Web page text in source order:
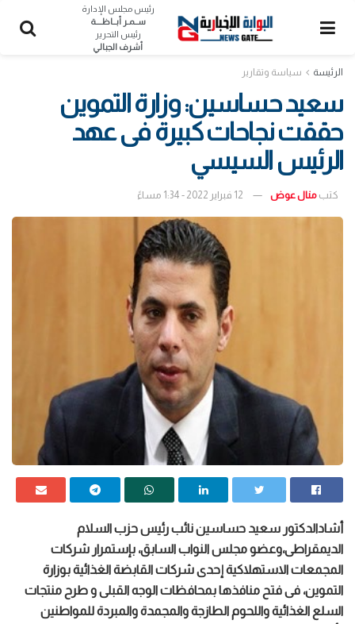
رئيس مجلس الإدارة
ســمـر أبــاظــــة
رئيس التحرير
أشرف الجبالي
الرئيسة سياسة وتقارير
سعيد حساسين: وزارة التموين
حققت نجاحات كبيرة فى عهد
الرئيس السيسي
كتب منال عوض 12 فبراير 2022 - 1:34 مساءً
أشادالدكتور سعيد حساسين نائب رئيس حزب السلام
الديمقراطى،وعضو مجلس النواب السابق، بإستمرار شركات
المجمعات الاستهلاكية إحدى شركات القابضة الغذائية بوزارة
التموين، فى فتح منافذها بمحافظات الوجه القبلى و طرح منتجات
السلع الغذائية واللحوم الطازجة والمجمدة والمبردة للمواطنين